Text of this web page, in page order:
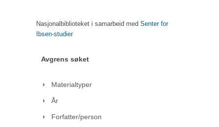
Nasjonalbiblioteket i samarbeid med Senter for
Ibsen-studier
Avgrens søket
Materialtyper
År
Forfatter/person